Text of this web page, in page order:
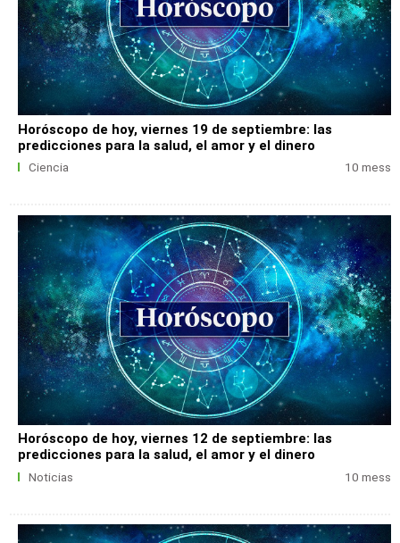
Horóscopo de hoy, viernes 19 de septiembre: las
predicciones para la salud, el amor y el dinero
Ciencia 10 mess
Horóscopo de hoy, viernes 12 de septiembre: las
predicciones para la salud, el amor y el dinero
Noticias 10 mess